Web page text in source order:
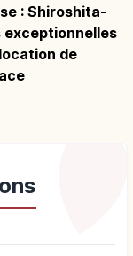
: Shiroshita-
de